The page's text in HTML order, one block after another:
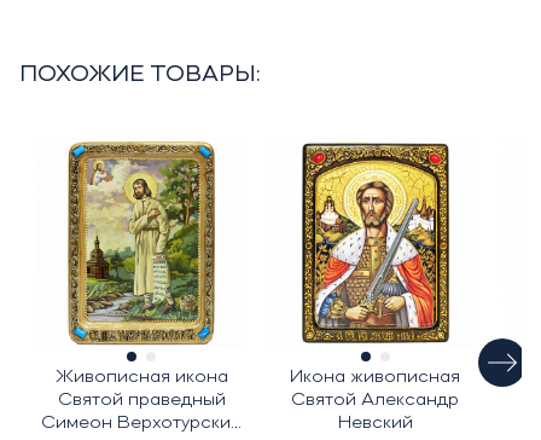
ПОХОЖИЕ ТОВАРЫ:
Живописная икона
Святой праведный
Симеон Верхотурский
Икона живописная
Святой Александр
Невский